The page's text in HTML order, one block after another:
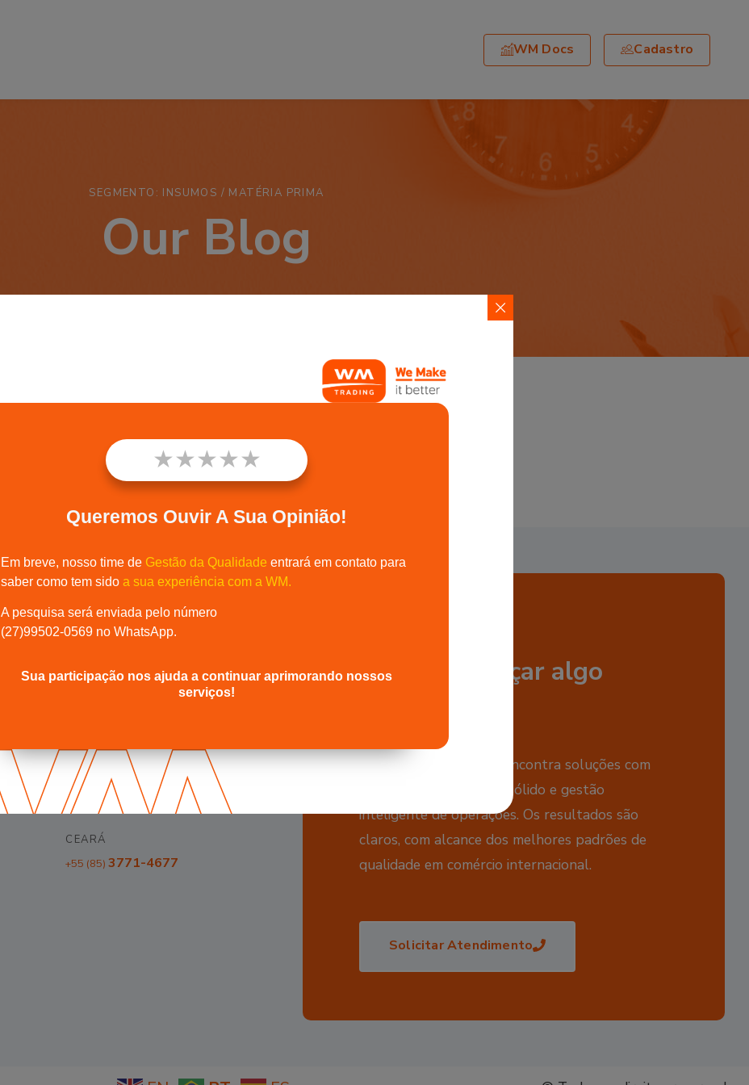
WM Docs Cadastro
SEGMENTO: INSUMOS / MATÉRIA PRIMA
Our Blog
+55 (21)3952-5204
BAHIA
+55 (71) 3512-6603
CEARÁ
+55 (85)3771-4677
Deseja começar algo
NaWM Trading
você encontra soluções com
base em planejamento sólido e gestão
inteligente de operações. Os resultados são
claros, com alcance dos melhores padrões de
qualidade em comércio internacional.
Solicitar Atendimento
★★★★★
Queremos Ouvir A Sua Opinião!
Em breve, nosso time de Gestão da Qualidade entrará em contato para
saber como tem sido a sua experiência com a WM.
A pesquisa será enviada pelo número
(27)99502-0569 no WhatsApp.
Sua participação nos ajuda a continuar aprimorando nossos
serviços!